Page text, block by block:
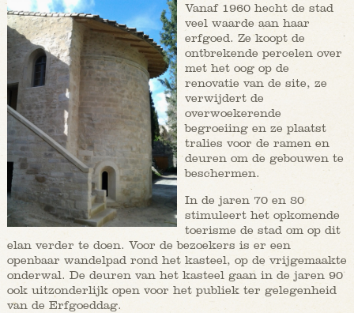
Vanaf 1960 hecht de stad
veel waarde aan haar
erfgoed. Ze koopt de
ontbrekende percelen over
met het oog op de
renovatie van de site, ze
verwijdert de
overwoekerende
begroeiing en ze plaatst
tralies voor de ramen en
deuren om de gebouwen te
beschermen.
In de jaren 70 en 80
stimuleert het opkomende
toerisme de stad om op dit
elan verder te doen. Voor de bezoekers is er een
openbaar wandelpad rond het kasteel, op de vrijgemaakte
onderwal. De deuren van het kasteel gaan in de jaren 90
ook uitzonderlijk open voor het publiek ter gelegenheid
van de Erfgoeddag.